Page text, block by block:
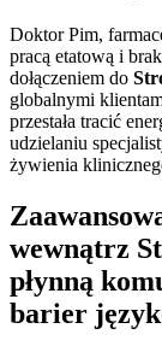
Doktor Pim,
pracą etatową i
dołączeniem do
globalnymi
przestała tracić
udzielaniu
żywienia
wewnątrz
płynną
barier